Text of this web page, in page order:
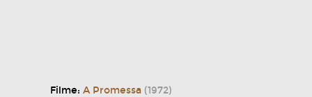
Filme: A Promessa (1972)